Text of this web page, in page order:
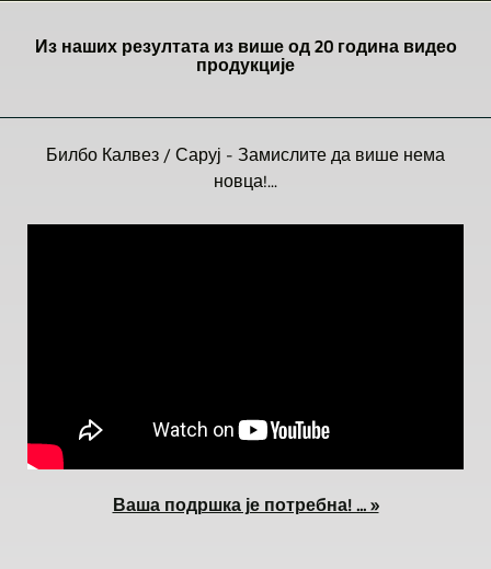
Из наших резултата из више од 20 година видео
продукције
Билбо Калвез / Саруј - Замислите да више нема
новца!...
Ваша подршка је потребна! ... »